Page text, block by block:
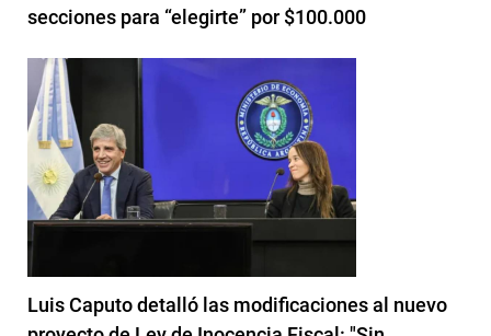
secciones para “elegirte” por $100.000
Luis Caputo detalló las modificaciones al nuevo